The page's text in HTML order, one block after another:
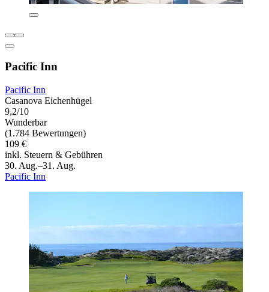
Pacific Inn
Pacific Inn
Casanova Eichenhügel
9,2/10
Wunderbar
(1.784 Bewertungen)
109 €
inkl. Steuern & Gebühren
30. Aug.–31. Aug.
Pacific Inn